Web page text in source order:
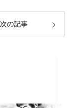
次の記事